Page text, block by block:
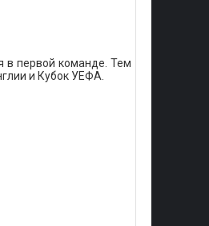
в первой команде. Тем
и Кубок УЕФА.